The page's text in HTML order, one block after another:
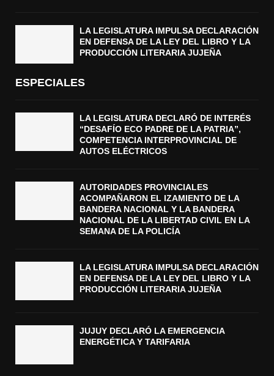
LA LEGISLATURA IMPULSA DECLARACIÓN
EN DEFENSA DE LA LEY DEL LIBRO Y LA
PRODUCCIÓN LITERARIA JUJEÑA
ESPECIALES
LA LEGISLATURA DECLARÓ DE INTERÉS
“DESAFÍO ECO PADRE DE LA PATRIA”,
COMPETENCIA INTERPROVINCIAL DE
AUTOS ELÉCTRICOS
AUTORIDADES PROVINCIALES
ACOMPAÑARON EL IZAMIENTO DE LA
BANDERA NACIONAL Y LA BANDERA
NACIONAL DE LA LIBERTAD CIVIL EN LA
SEMANA DE LA POLICÍA
LA LEGISLATURA IMPULSA DECLARACIÓN
EN DEFENSA DE LA LEY DEL LIBRO Y LA
PRODUCCIÓN LITERARIA JUJEÑA
JUJUY DECLARÓ LA EMERGENCIA
ENERGÉTICA Y TARIFARIA